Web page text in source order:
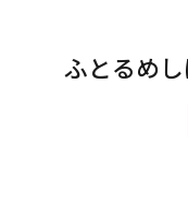
ふとるめ